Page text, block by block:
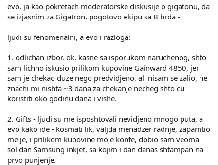
evo, ja kao pokretach moderatorske diskusije o gigatonu, da
se izjasnim za Gigatron, pogotovo ekipu sa B brda -
ljudi su fenomenalni, a evo i razloga:
1. odlichan izbor. ok, kasne sa isporukom naruchenog, shto
sam lichno iskusio prilikom kupovine Gainward 4850, jer
sam je chekao duze nego predvidjeno, ali nisam se zalio, ne
znachi mi nishta ~3 dana za chekanje necheg shto cu
koristiti oko godinu dana i vishe.
2. Gifts - ljudi su me isposhtovali nevidjeno mnogo puta, a
evo kako ide - kosmati lik, valjda menadzer radnje, zapamtio
me je, i prilikom kupovine moje konfe, dobio sam veoma
solidan Samsung inkjet, sa kojim i dan danas shtampan na
prvo punjenje.